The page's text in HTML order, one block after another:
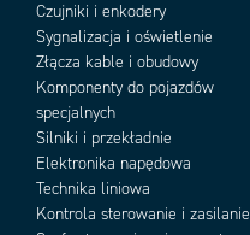
Czujniki i enkodery
Sygnalizacja i oświetlenie
Złącza kable i obudowy
Komponenty do pojazdów
specjalnych
Silniki i przekładnie
Elektronika napędowa
Technika liniowa
Kontrola sterowanie i zasilanie